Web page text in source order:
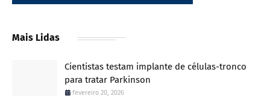
Mais Lidas
Cientistas testam implante de células-tronco
para tratar Parkinson
fevereiro 20, 2026